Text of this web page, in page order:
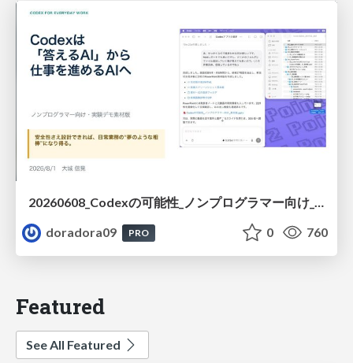
20260608_Codexの可能性_ノンプログラマー向け_大城追記
doradora09
PRO 0 760
Featured
See All Featured